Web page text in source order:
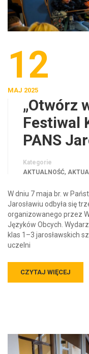
12
MAJ 2025
„Otwórz
Festiwal
PANS
Kategorie
AKTUALNOŚĆ,
W dniu 7 maja br. w
Jarosławiu odbyła się
organizowanego przez
Języków Obcych.
klas 1–3 jarosławskich
uczelni
CZYTAJ WIĘCEJ